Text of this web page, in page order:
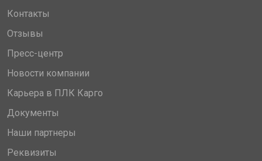
Контакты
Отзывы
Пресс-центр
Новости компании
Карьера в ПЛК Карго
Документы
Наши партнеры
Реквизиты